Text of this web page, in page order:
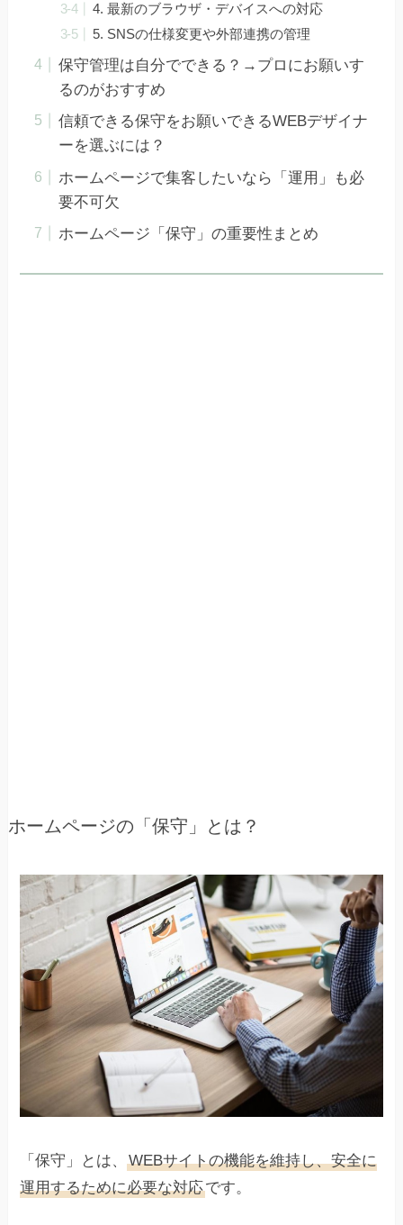
4. 最新のブラウザ・デバイスへの対応
5. SNSの仕様変更や外部連携の管理
保守管理は自分でできる？→プロにお願いす
るのがおすすめ
信頼できる保守をお願いできるWEBデザイナ
ーを選ぶには？
ホームページで集客したいなら「運用」も必
要不可欠
ホームページ「保守」の重要性まとめ
ホームページの「保守」とは？
「保守」とは、WEBサイトの機能を維持し、安全に
運用するために必要な対応です。